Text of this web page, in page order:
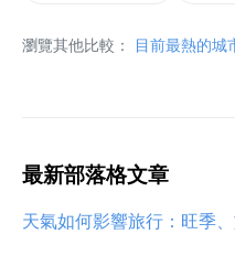
瀏覽其他比較： 目前最熱的城
最新部落格文章
天氣如何影響旅行：旺季